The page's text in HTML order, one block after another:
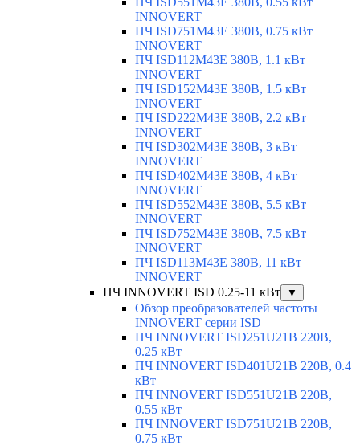
INNOVERT
ПЧ ISD751M43E 380В, 0.75 кВт
INNOVERT
ПЧ ISD112M43E 380В, 1.1 кВт
INNOVERT
ПЧ ISD152M43E 380В, 1.5 кВт
INNOVERT
ПЧ ISD222M43E 380В, 2.2 кВт
INNOVERT
ПЧ ISD302M43E 380В, 3 кВт
INNOVERT
ПЧ ISD402M43E 380В, 4 кВт
INNOVERT
ПЧ ISD552M43E 380В, 5.5 кВт
INNOVERT
ПЧ ISD752M43E 380В, 7.5 кВт
INNOVERT
ПЧ ISD113M43E 380В, 11 кВт
INNOVERT
ПЧ INNOVERT ISD 0.25-11 кВт
▼
Обзор преобразователей частоты
INNOVERT серии ISD
ПЧ INNOVERT ISD251U21B 220В,
0.25 кВт
ПЧ INNOVERT ISD401U21B 220В, 0.4
кВт
ПЧ INNOVERT ISD551U21B 220В,
0.55 кВт
ПЧ INNOVERT ISD751U21B 220В,
0.75 кВт